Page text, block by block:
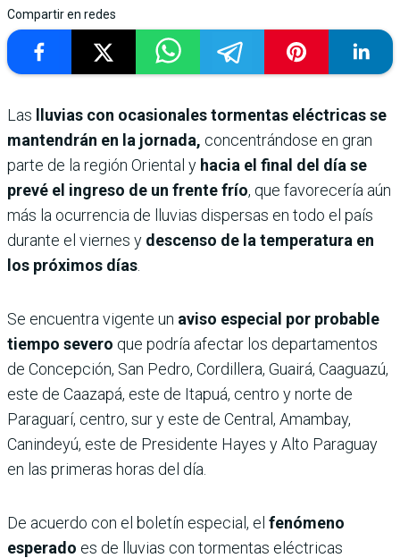
Compartir en redes
Las lluvias con ocasionales tormentas eléctricas se
mantendrán en la jornada, concentrándose en gran
parte de la región Oriental y hacia el final del día se
prevé el ingreso de un frente frío, que favorecería aún
más la ocurrencia de lluvias dispersas en todo el país
durante el viernes y descenso de la temperatura en
los próximos días
Se encuentra vigente un aviso especial por probable
tiempo severo que podría afectar los departamentos
de Concepción, San Pedro, Cordillera, Guairá, Caaguazú,
este de Caazapá, este de Itapuá, centro y norte de
Paraguarí, centro, sur y este de Central, Amambay,
Canindeyú, este de Presidente Hayes y Alto Paraguay
en las primeras horas del día.
De acuerdo con el boletín especial, el fenómeno
esperado es de lluvias con tormentas eléctricas